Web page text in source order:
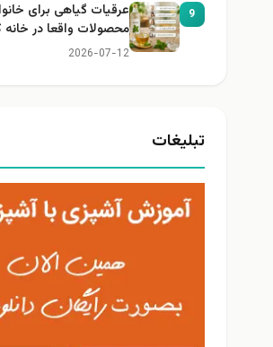
9
عرقیات گیاهی برای
محصولات واقعا در خانه
دارند؟
2026-07-12
تبلیغات